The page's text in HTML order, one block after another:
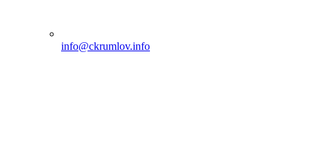
info@ckrumlov.info